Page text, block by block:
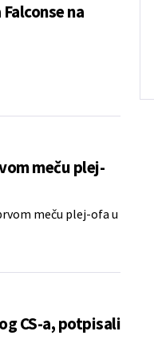
na
meču plej-
meču plej-ofa u
CS-a, potpisali